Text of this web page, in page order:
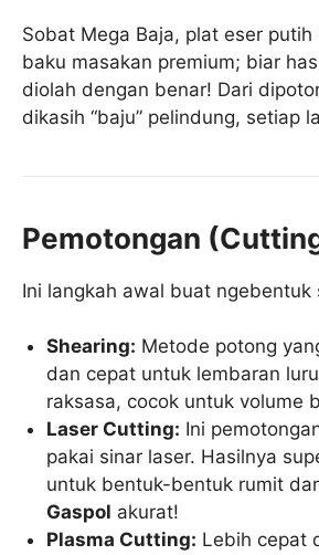
Sobat Mega Baja, plat eser
baku masakan premium; biar
diolah dengan benar! Dari
dikasih “baju” pelindung, setiap
Pemotongan
Ini langkah awal buat ngebentuk
Shearing: Metode potong
dan cepat untuk lembaran
raksasa, cocok untuk volume
Laser Cutting: Ini
pakai sinar laser. Hasilnya
untuk bentuk-bentuk rumit
Gaspol akurat!
Plasma Cutting: Lebih cepat